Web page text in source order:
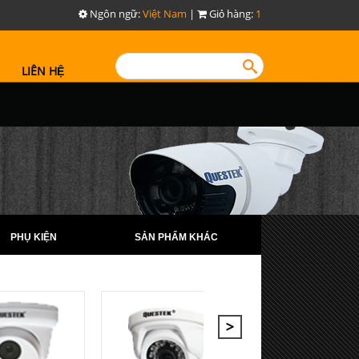
Ngôn ngữ:Việt Nam | Giỏ hàng: 1
LIÊN HỆ
PHỤ KIỆN SẢN PHẨM KHÁC